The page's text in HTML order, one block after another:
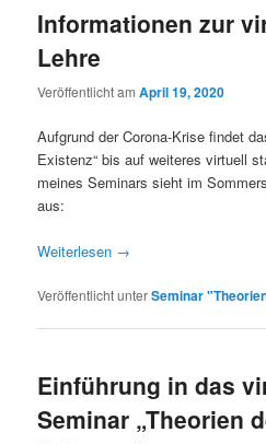
Informationen zur
Lehre
Veröffentlicht amApril 19, 2020
Aufgrund der Corona-Krise findet
Existenz“ bis auf weiteres virtuell
meines Seminars sieht im
aus:
Weiterlesen →
Veröffentlicht unterSeminar
Einführung in das
Seminar „Theorien